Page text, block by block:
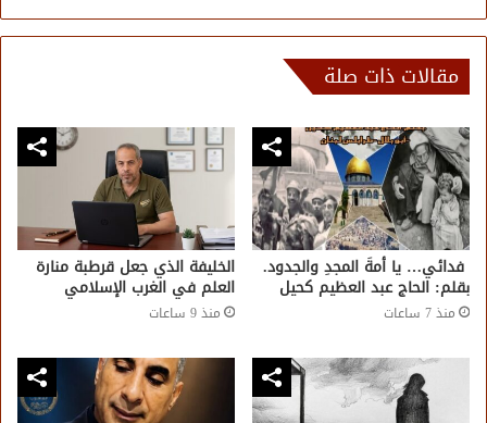
مقالات ذات صلة
فدائي… يا أمةَ المجدِ والجدود.
بقلم: الحاج عبد العظيم كحيل
منذ 7 ساعات
الخليفة الذي جعل قرطبة منارة
العلم في الغرب الإسلامي
منذ 9 ساعات